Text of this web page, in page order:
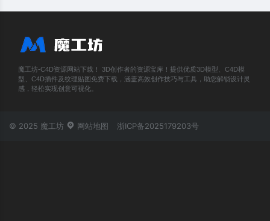
魔工坊-C4D资源网站下载！ 3D创作者的资源宝库！提供优质3D模型、C4D模
型、C4D插件及纹理贴图免费下载，涵盖高效创作技巧与工具，助您解锁设计灵
感，轻松实现创意可视化。
© 2025 魔工坊 网站地图 浙ICP备2025179203号